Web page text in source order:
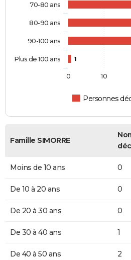
1
Personnes
70-80 ans
80-90 ans
90-100 ans
Plus de 100 ans
0 10
Famille SIMORRE
Moins de 10 ans 0
De 10 à 20 ans 0
De 20 à 30 ans 0
De 30 à 40 ans 1
De 40 à 50 ans 2